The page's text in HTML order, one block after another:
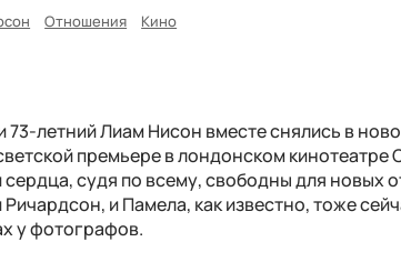
Отношения Кино
летний Лиам Нисон вместе снялись в
премьере в лондонском
сердца, судя по всему, свободны для
и Памела, как известно, тоже
у фотографов.